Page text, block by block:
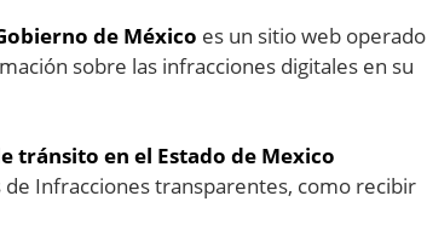
de México es un sitio web operado
sobre las infracciones digitales en su
tránsito en el Estado de Mexico
Infracciones transparentes, como recibir